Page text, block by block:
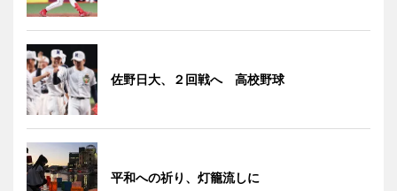
佐野日大、２回戦へ 高校野球
平和への祈り、灯籠流しに